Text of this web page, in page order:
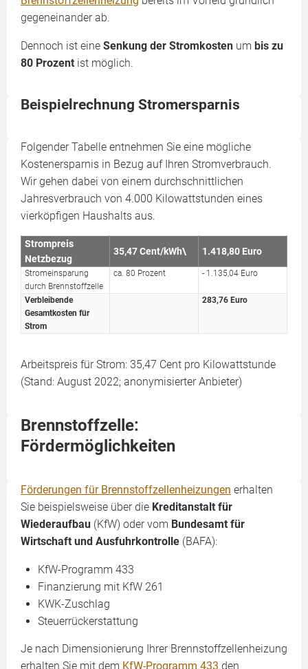
gegeneinander ab.
Dennoch ist eine Senkung der Stromkosten um bis zu
80 Prozent ist möglich.
Beispielrechnung Stromersparnis
Folgender Tabelle entnehmen Sie eine mögliche
Kostenersparnis in Bezug auf Ihren Stromverbrauch.
Wir gehen dabei von einem durchschnittlichen
Jahresverbrauch von 4.000 Kilowattstunden eines
vierköpfigen Haushalts aus.
Strompreis
Netzbezug
35,47 Cent/kWh\ 1.418,80 Euro
Stromeinsparung
durch Brennstoffzelle
ca. 80 Prozent - 1.135,04 Euro
Verbleibende
Gesamtkosten für
Strom
283,76 Euro
Arbeitspreis für Strom: 35,47 Cent pro Kilowattstunde
(Stand: August 2022; anonymisierter Anbieter)
Brennstoffzelle:
Fördermöglichkeiten
Förderungen für Brennstoffzellenheizungen erhalten
Sie beispielsweise über die Kreditanstalt für
Wiederaufbau (KfW) oder vom Bundesamt für
Wirtschaft und Ausfuhrkontrolle (BAFA):
KfW-Programm 433
Finanzierung mit KfW 261
KWK-Zuschlag
Steuerrückerstattung
Je nach Dimensionierung Ihrer Brennstoffzellenheizung
erhalten Sie mit dem KfW-Programm 433 den